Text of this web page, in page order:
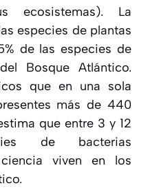
ecosistemas). La
especies de plantas
de las especies de
Bosque Atlántico.
que en una sola
más de 440
que entre 3 y 12
de bacterias
viven en los